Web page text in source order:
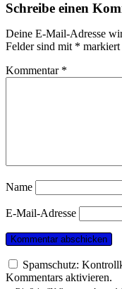
Schreibe einen
Deine E-Mail-Adresse
Felder sind mit * markiert
Kommentar *
Name
E-Mail-Adresse
Spamschutz:
Kommentars aktivieren.